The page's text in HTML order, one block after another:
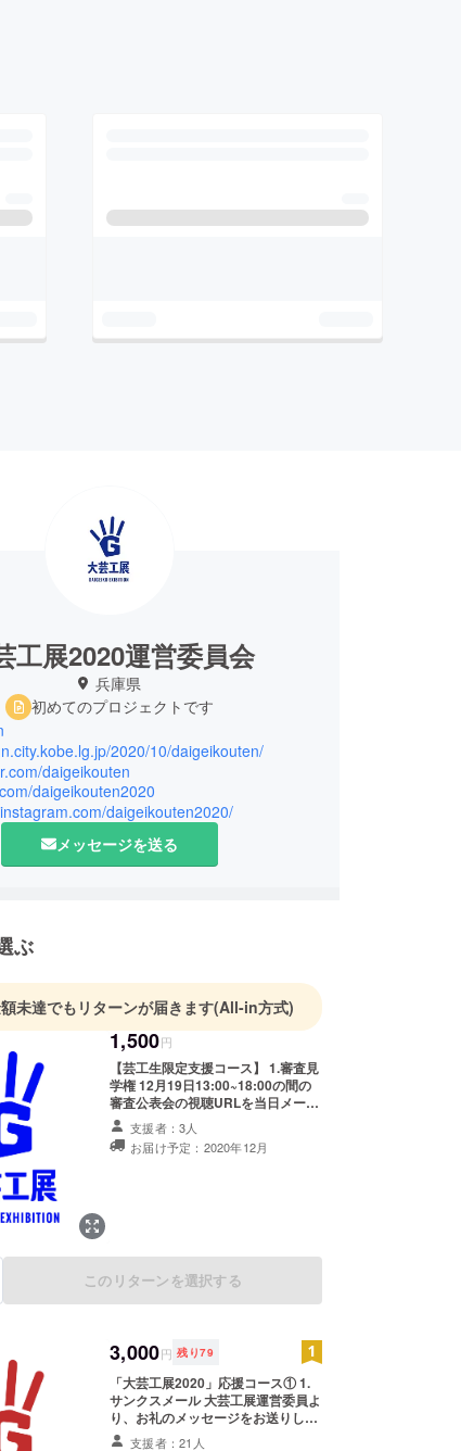
工展2020運営委員会
兵庫県
初めてのプロジェクトです
2020/10/daigeikouten/
daigeikouten
daigeikouten2020
daigeikouten2020/
メッセージを送る
ぶ
未達でもリターンが届きます(All-in方式)
1,500円
【芸工生限定支援コース】 1.審査見
学権 12月19日13:00~18:00の間の
審査公表会の視聴URLを当日メール
にてお送りします。 2.サンクスメー
ル 大芸工展運営委員より、お礼の
メッセージをお送りします。
支援者：3人
お届け予定：2020年12月
このリターンを選択する
3,000円 残り79
「大芸工展2020」応援コース① 1.
サンクスメール 大芸工展運営委員よ
り、お礼のメッセージをお送りしま
す。 2.アーカイブにお名前の記載
支援者：21人